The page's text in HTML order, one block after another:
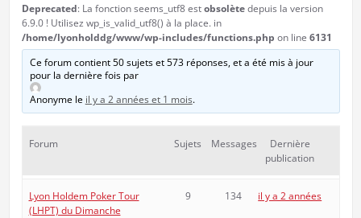
Deprecated: La fonction seems_utf8 estobsolètedepuis la version
6.9.0 ! Utilisez wp_is_valid_utf8() à la place. in
/home/lyonholddg/www/wp-includes/functions.php on line 6131
Ce forum contient 50 sujets et 573 réponses, et a été mis à jour
pour la dernière fois par
Anonymele il y a 2 années et 1 mois.
Forum Sujets Messages
Dernière
publication
Lyon Holdem Poker Tour
(LHPT) du Dimanche
9 134 il y a 2 années